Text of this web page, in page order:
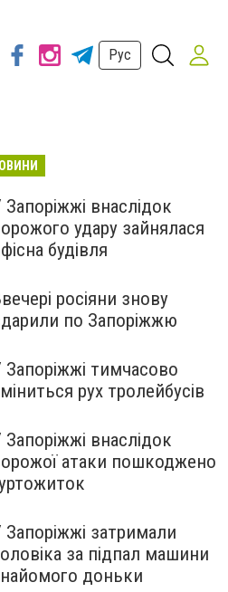
Рус
Запоріжжі внаслідок
удару зайнялася
будівля
росіяни знову
по Запоріжжю
Запоріжжі тимчасово
рух тролейбусів
Запоріжжі внаслідок
атаки пошкоджено
Запоріжжі затримали
за підпал машини
доньки